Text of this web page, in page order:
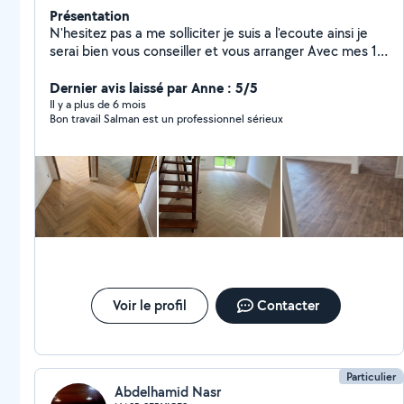
Présentation
N'hesitez pas a me solliciter je suis a l'ecoute ainsi je
serai bien vous conseiller et vous arranger Avec mes 15
Peinture carrelage et Renovation,et mon travail propre
precis et rapide, vous pourrez jugez de vous meme.
Merci
Dernier avis laissé par Anne : 5/5
Il y a plus de 6 mois
Bon travail Salman est un professionnel sérieux
Voir le profil Contacter
Particulier
Abdelhamid Nasr